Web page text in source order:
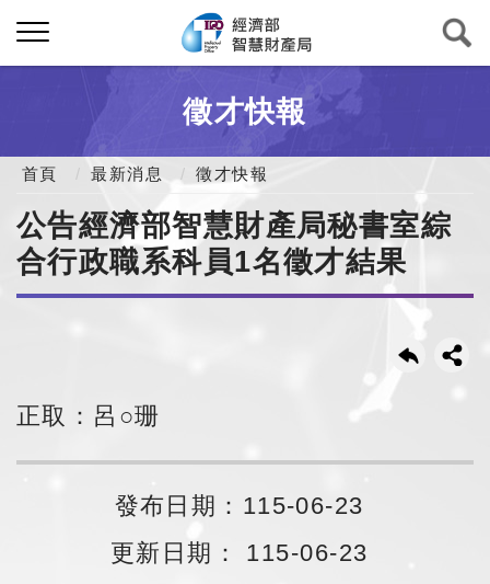
徵才快報
首頁 最新消息 徵才快報
公告經濟部智慧財產局秘書室綜
合行政職系科員1名徵才結果
正取：呂○珊
發布日期：115-06-23
更新日期： 115-06-23